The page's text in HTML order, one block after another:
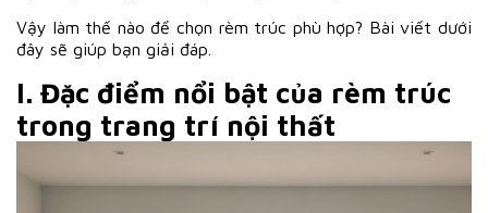
Vậy làm thế nào để chọn rèm trúc phù hợp? Bài viết dưới
đây sẽ giúp bạn giải đáp.
I. Đặc điểm nổi bật của rèm trúc
trong trang trí nội thất